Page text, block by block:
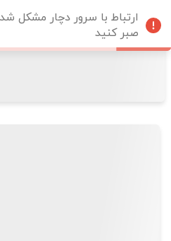
ارتباط با سرور دچار مشکل
صبر کنید